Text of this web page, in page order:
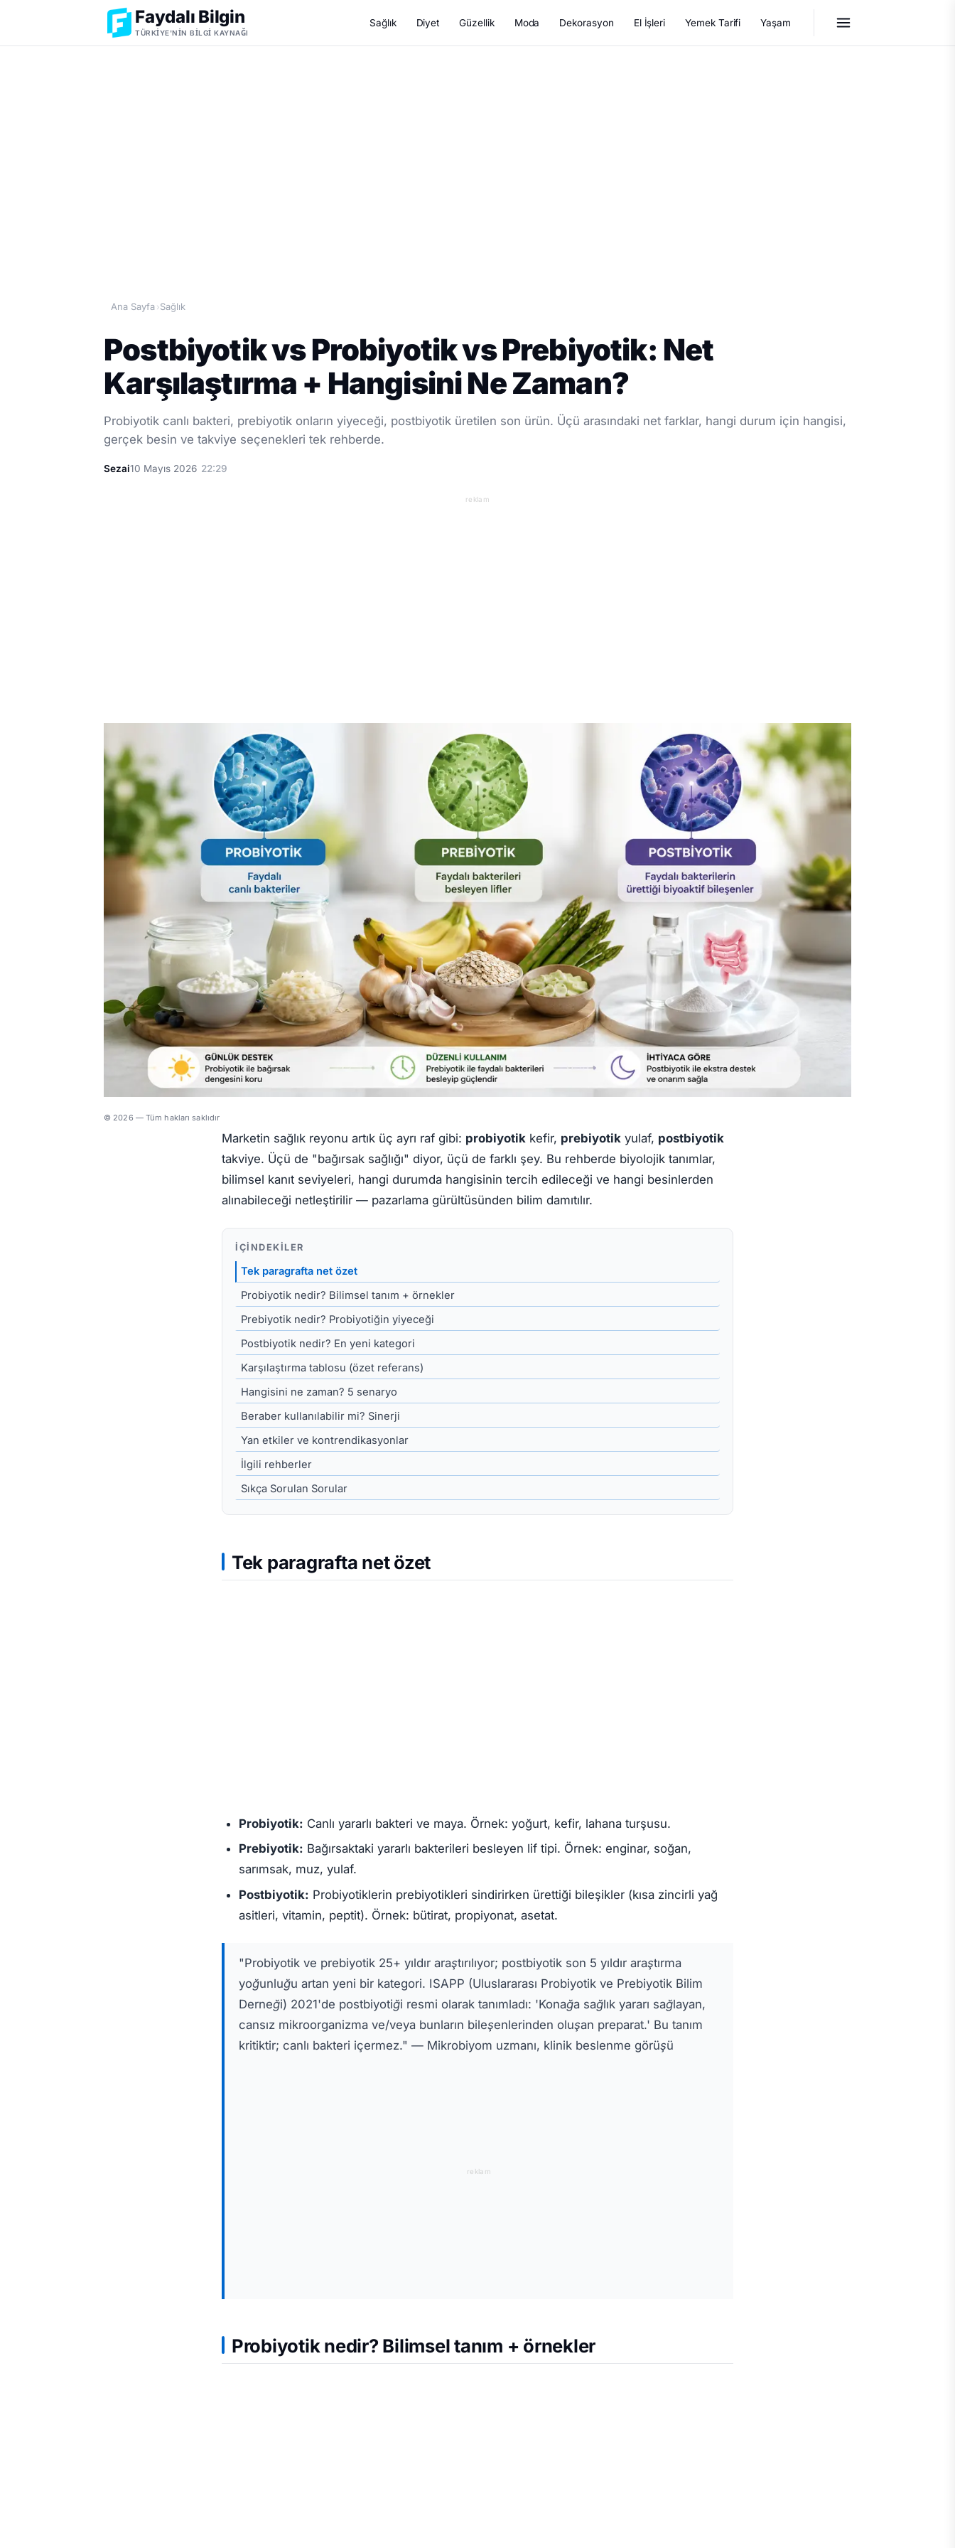
Faydalı Bilgin
TÜRKIYE'NIN BILGI KAYNAĞI
Sağlık Diyet Güzellik Moda Dekorasyon El İşleri Yemek Tarifi Yaşam
Ana Sayfa ›Sağlık
Postbiyotik vs Probiyotik vs Prebiyotik: Net
Karşılaştırma + Hangisini Ne Zaman?
Probiyotik canlı bakteri, prebiyotik onların yiyeceği, postbiyotik üretilen son ürün. Üçü arasındaki net farklar, hangi durum için hangisi,
gerçek besin ve takviye seçenekleri tek rehberde.
Sezai10 Mayıs 2026 22:29
reklam
© 2026 — Tüm hakları saklıdır
Marketin sağlık reyonu artık üç ayrı raf gibi: probiyotik kefir, prebiyotik yulaf, postbiyotik
takviye. Üçü de "bağırsak sağlığı" diyor, üçü de farklı şey. Bu rehberde biyolojik tanımlar,
bilimsel kanıt seviyeleri, hangi durumda hangisinin tercih edileceği ve hangi besinlerden
alınabileceği netleştirilir — pazarlama gürültüsünden bilim damıtılır.
İÇINDEKILER
Tek paragrafta net özet
Probiyotik nedir? Bilimsel tanım + örnekler
Prebiyotik nedir? Probiyotiğin yiyeceği
Postbiyotik nedir? En yeni kategori
Karşılaştırma tablosu (özet referans)
Hangisini ne zaman? 5 senaryo
Beraber kullanılabilir mi? Sinerji
Yan etkiler ve kontrendikasyonlar
İlgili rehberler
Sıkça Sorulan Sorular
Tek paragrafta net özet
Probiyotik: Canlı yararlı bakteri ve maya. Örnek: yoğurt, kefir, lahana turşusu.
Prebiyotik: Bağırsaktaki yararlı bakterileri besleyen lif tipi. Örnek: enginar, soğan,
sarımsak, muz, yulaf.
Postbiyotik: Probiyotiklerin prebiyotikleri sindirirken ürettiği bileşikler (kısa zincirli yağ
asitleri, vitamin, peptit). Örnek: bütirat, propiyonat, asetat.
"Probiyotik ve prebiyotik 25+ yıldır araştırılıyor; postbiyotik son 5 yıldır araştırma
yoğunluğu artan yeni bir kategori. ISAPP (Uluslararası Probiyotik ve Prebiyotik Bilim
Derneği) 2021'de postbiyotiği resmi olarak tanımladı: 'Konağa sağlık yararı sağlayan,
cansız mikroorganizma ve/veya bunların bileşenlerinden oluşan preparat.' Bu tanım
kritiktir; canlı bakteri içermez." — Mikrobiyom uzmanı, klinik beslenme görüşü
reklam
Probiyotik nedir? Bilimsel tanım + örnekler